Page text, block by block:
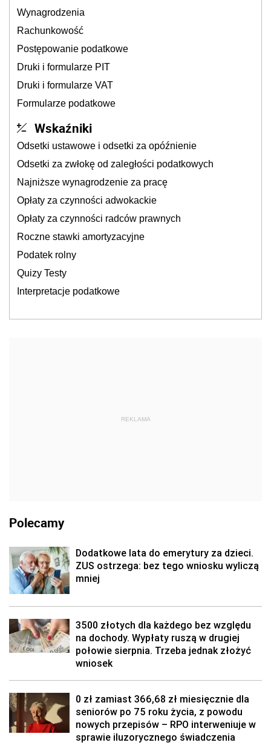
Wynagrodzenia
Rachunkowość
Postępowanie podatkowe
Druki i formularze PIT
Druki i formularze VAT
Formularze podatkowe
Wskaźniki
Odsetki ustawowe i odsetki za opóźnienie
Odsetki za zwłokę od zaległości podatkowych
Najniższe wynagrodzenie za pracę
Opłaty za czynności adwokackie
Opłaty za czynności radców prawnych
Roczne stawki amortyzacyjne
Podatek rolny
Quizy Testy
Interpretacje podatkowe
REKLAMA
Polecamy
Dodatkowe lata do emerytury za dzieci.
ZUS ostrzega: bez tego wniosku wyliczą
mniej
3500 złotych dla każdego bez względu
na dochody. Wypłaty ruszą w drugiej
połowie sierpnia. Trzeba jednak złożyć
wniosek
0 zł zamiast 366,68 zł miesięcznie dla
seniorów po 75 roku życia, z powodu
nowych przepisów – RPO interweniuje w
sprawie iluzorycznego świadczenia